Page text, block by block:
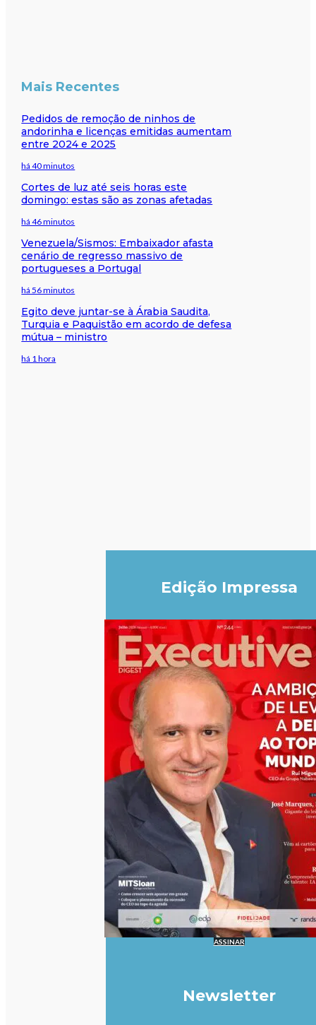
Mais Recentes
Pedidos de remoção de ninhos de
andorinha e licenças emitidas aumentam
entre 2024 e 2025
há 40 minutos
Cortes de luz até seis horas este
domingo: estas são as zonas afetadas
há 46 minutos
Venezuela/Sismos: Embaixador afasta
cenário de regresso massivo de
portugueses a Portugal
há 56 minutos
Egito deve juntar-se à Árabia Saudita,
Turquia e Paquistão em acordo de defesa
mútua – ministro
há 1 hora
Edição Impressa
ASSINAR
Newsletter